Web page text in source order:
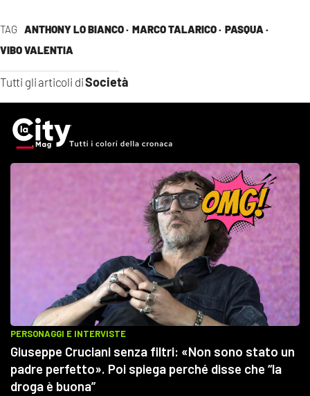
TAG ANTHONY LO BIANCO · MARCO TALARICO · PASQUA ·
VIBO VALENTIA
Tutti gli articoli diSocietà